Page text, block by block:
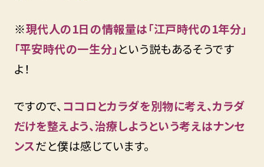
※現代人の1日の情報量は「江戸時代の1年分」
「平安時代の一生分」 という説もあるそうです
よ！
ですので、ココロとカラダを別物に考え、カラダ
だけを整えよう、治療しようという考えはナンセ
ンスだと僕は感じています。